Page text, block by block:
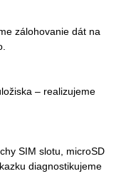
zálohovanie dát na
– realizujeme
SIM slotu, microSD
diagnostikujeme